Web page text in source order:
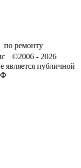
по ремонту
©2006 - 2026
является публичной